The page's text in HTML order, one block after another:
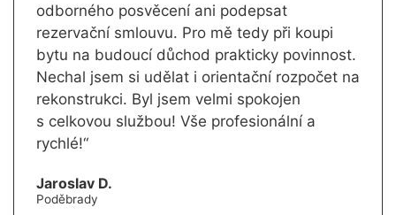
odborného posvěcení ani podepsat
rezervační smlouvu. Pro mě tedy při koupi
bytu na budoucí důchod prakticky povinnost.
Nechal jsem si udělat i orientační rozpočet na
rekonstrukci. Byl jsem velmi spokojen
s celkovou službou! Vše profesionální a
rychlé!“
Jaroslav D.
Poděbrady